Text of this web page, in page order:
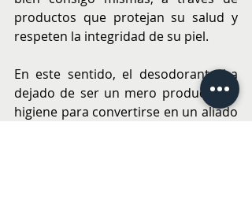
productos que protejan su salud y
respeten la integridad de su piel.
En este sentido, el desodorante ha
dejado de ser un mero producto de
higiene para convertirse en un aliado